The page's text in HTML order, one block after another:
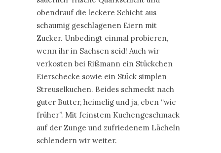
obendrauf die leckere Schicht aus
schaumig geschlagenen Eiern mit
Zucker. Unbedingt einmal probieren,
wenn ihr in Sachsen seid! Auch wir
verkosten bei Rißmann ein Stückchen
Eierschecke sowie ein Stück simplen
Streuselkuchen. Beides schmeckt nach
guter Butter, heimelig und ja, eben “wie
früher”. Mit feinstem Kuchengeschmack
auf der Zunge und zufriedenem Lächeln
schlendern wir weiter.